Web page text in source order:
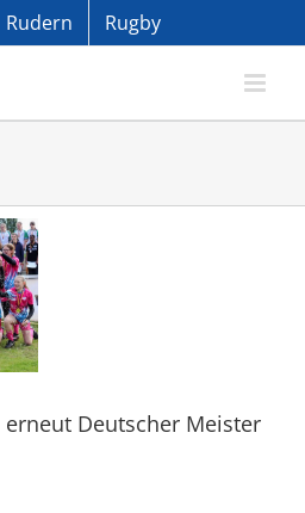
Rudern Rugby
Deutscher Meister